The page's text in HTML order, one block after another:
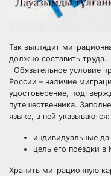
Так выглядит
должно составить труда.
Обязательное условие
России – наличие
удостоверение,
путешественника.
языке, в ней указываются:
индивидуальные
цель его поездки в
Хранить миграционную